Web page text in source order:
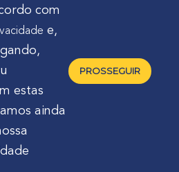
Ltda.
com
e,
estas
ainda
PROSSEGUIR